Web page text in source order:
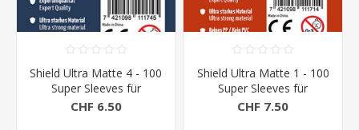
Shield Ultra Matte 4 - 100
Super Sleeves für
Kartengrösse 59 x 92
CHF 6.50
Shield Ultra Matte 1 - 100
Super Sleeves für
Kartengrösse 63,5 x 88
CHF 7.50